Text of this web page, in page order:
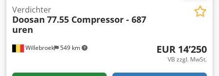
Willebroek 549 km
Verdichter
Doosan 77.55 Compressor - 687
uren
EUR 14’250
VB zzgl. MwSt.